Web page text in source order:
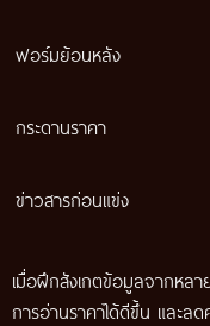
ฟอร์มย้อนหลัง
กระดานราคา
ข่าวสารก่อนแข่ง
เมื่อฝึกสังเกตข้อมูลจากหลา
การอ่านราคาได้ดีขึ้น และล